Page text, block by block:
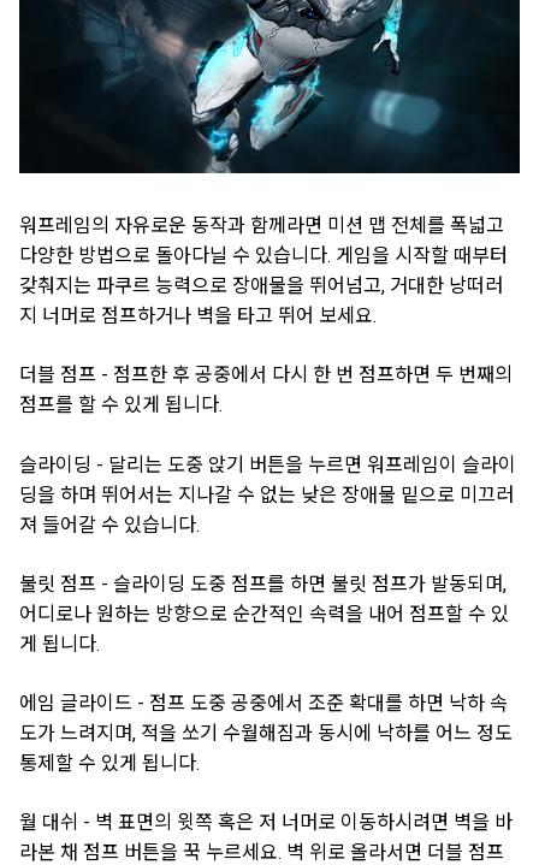
워프레임의 자유로운 동작과 함께라면 미션 맵 전체를 폭넓고
다양한 방법으로 돌아다닐 수 있습니다. 게임을 시작할 때부터
갖춰지는 파쿠르 능력으로 장애물을 뛰어넘고, 거대한 낭떠러
지 너머로 점프하거나 벽을 타고 뛰어 보세요.
더블 점프 - 점프한 후 공중에서 다시 한 번 점프하면 두 번째의
점프를 할 수 있게 됩니다.
슬라이딩 - 달리는 도중 앉기 버튼을 누르면 워프레임이 슬라이
딩을 하며 뛰어서는 지나갈 수 없는 낮은 장애물 밑으로 미끄러
져 들어갈 수 있습니다.
불릿 점프 - 슬라이딩 도중 점프를 하면 불릿 점프가 발동되며,
어디로나 원하는 방향으로 순간적인 속력을 내어 점프할 수 있
게 됩니다.
에임 글라이드 - 점프 도중 공중에서 조준 확대를 하면 낙하 속
도가 느려지며, 적을 쏘기 수월해짐과 동시에 낙하를 어느 정도
통제할 수 있게 됩니다.
월 대쉬 - 벽 표면의 윗쪽 혹은 저 너머로 이동하시려면 벽을 바
라본 채 점프 버튼을 꾹 누르세요. 벽 위로 올라서면 더블 점프